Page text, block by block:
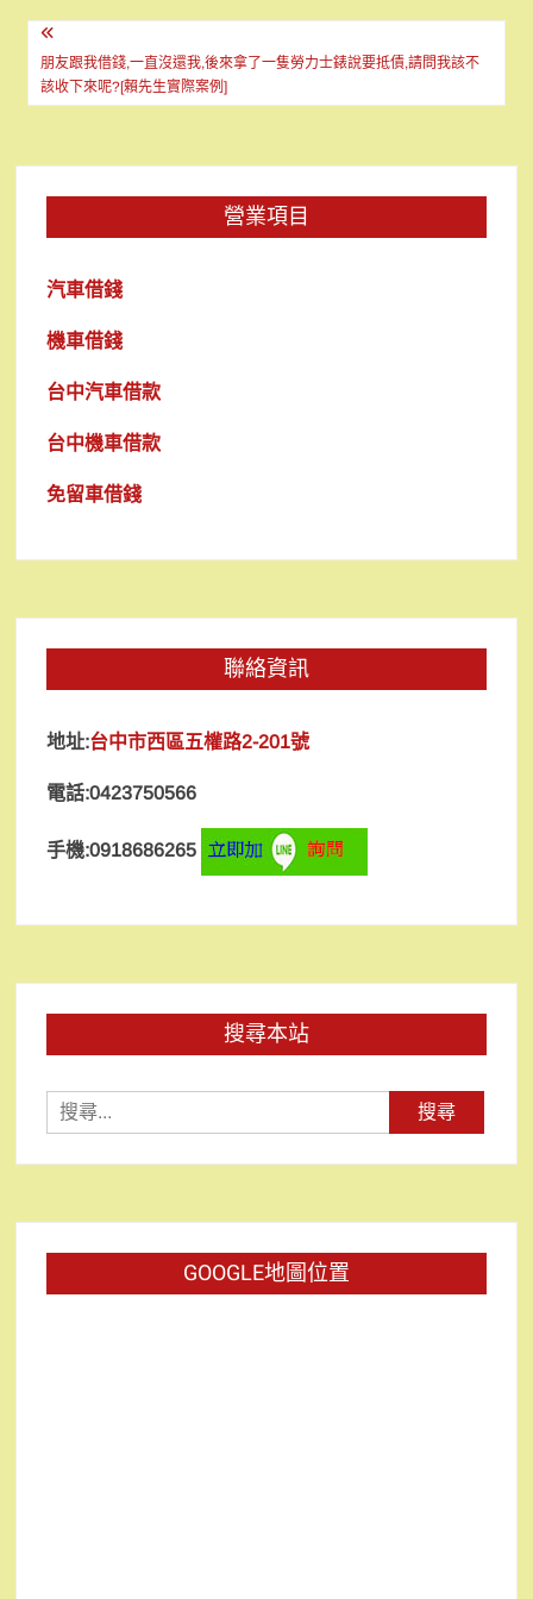
文
章
導
覽
朋友跟我借錢,一直沒還我,後來拿了一隻勞力士錶說要抵債,請問我該不
該收下來呢?[賴先生實際案例]
營業項目
汽車借錢
機車借錢
台中汽車借款
台中機車借款
免留車借錢
聯絡資訊
地址:台中市西區五權路2-201號
電話:0423750566
手機:0918686265
搜尋本站
尋
關
GOOGLE地圖位置